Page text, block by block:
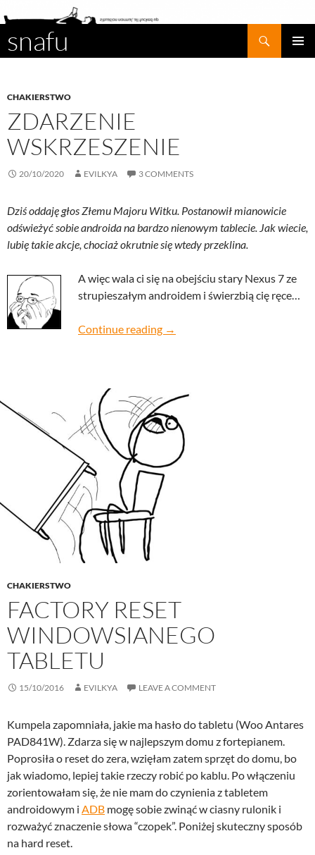
snafu
SKIP
CHAKIERSTWO
ZDARZENIE
WSKRZESZENIE
20/10/2020 EVILKYA 3 COMMENTS
Dziś oddaję głos Złemu Majoru Witku. Postanowił mianowicie
odświeżyć sobie androida na bardzo nienowym tablecie. Jak wiecie,
lubię takie akcje, chociaż okrutnie się wtedy przeklina.
A więc wala ci się na obejściu stary Nexus 7 ze
strupieszałym androidem i świerzbią cię ręce…
Continue reading zdarzenie wskrzeszenie
→
CHAKIERSTWO
FACTORY RESET
WINDOWSIANEGO
TABLETU
15/10/2016 EVILKYA LEAVE A COMMENT
Kumpela zapomniała, jakie ma hasło do tabletu (Woo Antares
PAD841W). Zdarza się w najlepszym domu z fortepianem.
Poprosiła o reset do zera, wzięłam zatem sprzęt do domu, bo
jak wiadomo, lepiej takie rzeczy robić po kablu. Po włączeniu
zorientowałam się, że nie mam do czynienia z tabletem
androidowym i ADB mogę sobie zwinąć w ciasny rulonik i
rozważyć znaczenie słowa “czopek”. Poniżej skuteczny sposób
na hard reset.